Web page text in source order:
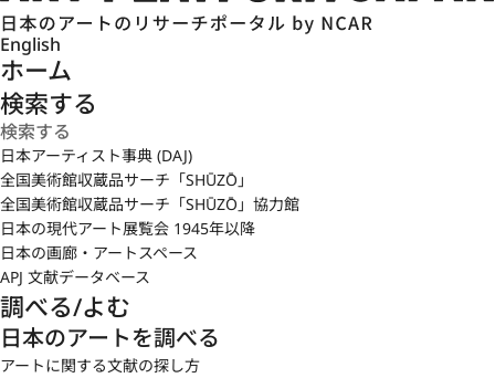
English
ホーム
検索する
日本アーティスト事典 (DAJ)
全国美術館収蔵品サーチ「SHŪZŌ」
全国美術館収蔵品サーチ「SHŪZŌ」協力館
日本の現代アート展覧会 1945年以降
日本の画廊・アートスペース
APJ 文献データベース
調べる/よむ
日本のアートを調べる
アートに関する文献の探し方